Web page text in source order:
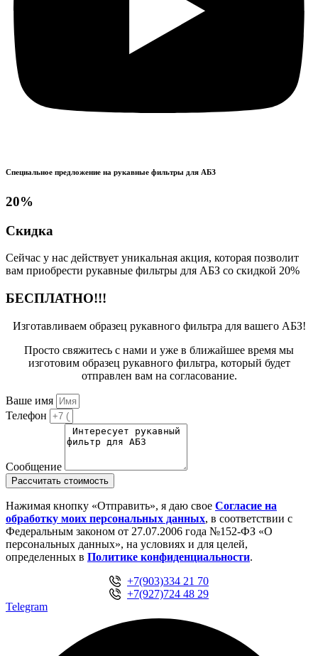
Специальное предложение на рукавные фильтры для АБЗ
20%
Скидка
Сейчас у нас действует уникальная акция, которая позволит
вам приобрести рукавные фильтры для АБЗ со скидкой 20%
БЕСПЛАТНО!!!
Изготавливаем образец рукавного фильтра для вашего АБЗ!
Просто свяжитесь с нами и уже в ближайшее время мы
изготовим образец рукавного фильтра, который будет
отправлен вам на согласование.
Ваше имя
Телефон
Сообщение
Рассчитать стоимость
Нажимая кнопку «Отправить», я даю свое Cогласие на
обработку моих персональных данных, в соответствии с
Федеральным законом от 27.07.2006 года №152-ФЗ «О
персональных данных», на условиях и для целей,
определенных в Политике конфиденциальности.
+7(903)334 21 70
+7(927)724 48 29
Telegram